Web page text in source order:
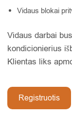
Vidaus blokai
Vidaus darbai
kondicionierius
Klientas liks
Registruotis